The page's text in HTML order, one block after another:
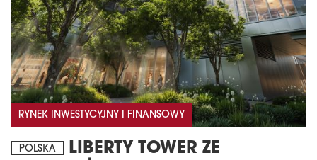
RYNEK INWESTYCYJNY I FINANSOWY
POLSKA
LIBERTY TOWER ZE